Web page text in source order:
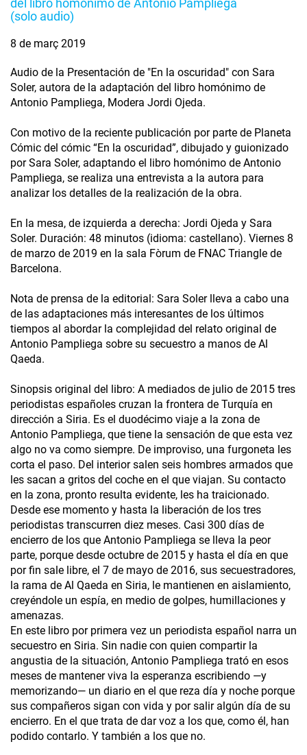
del libro homónimo de Antonio Pampliega
(solo audio)
8 de març 2019
Audio de la Presentación de "En la oscuridad" con Sara
Soler, autora de la adaptación del libro homónimo de
Antonio Pampliega, Modera Jordi Ojeda.
Con motivo de la reciente publicación por parte de Planeta
Cómic del cómic “En la oscuridad”, dibujado y guionizado
por Sara Soler, adaptando el libro homónimo de Antonio
Pampliega, se realiza una entrevista a la autora para
analizar los detalles de la realización de la obra.
En la mesa, de izquierda a derecha: Jordi Ojeda y Sara
Soler. Duración: 48 minutos (idioma: castellano). Viernes 8
de marzo de 2019 en la sala Fòrum de FNAC Triangle de
Barcelona.
Nota de prensa de la editorial: Sara Soler lleva a cabo una
de las adaptaciones más interesantes de los últimos
tiempos al abordar la complejidad del relato original de
Antonio Pampliega sobre su secuestro a manos de Al
Qaeda.
Sinopsis original del libro: A mediados de julio de 2015 tres
periodistas españoles cruzan la frontera de Turquía en
dirección a Siria. Es el duodécimo viaje a la zona de
Antonio Pampliega, que tiene la sensación de que esta vez
algo no va como siempre. De improviso, una furgoneta les
corta el paso. Del interior salen seis hombres armados que
les sacan a gritos del coche en el que viajan. Su contacto
en la zona, pronto resulta evidente, les ha traicionado.
Desde ese momento y hasta la liberación de los tres
periodistas transcurren diez meses. Casi 300 días de
encierro de los que Antonio Pampliega se lleva la peor
parte, porque desde octubre de 2015 y hasta el día en que
por fin sale libre, el 7 de mayo de 2016, sus secuestradores,
la rama de Al Qaeda en Siria, le mantienen en aislamiento,
creyéndole un espía, en medio de golpes, humillaciones y
amenazas.
En este libro por primera vez un periodista español narra un
secuestro en Siria. Sin nadie con quien compartir la
angustia de la situación, Antonio Pampliega trató en esos
meses de mantener viva la esperanza escribiendo —y
memorizando— un diario en el que reza día y noche porque
sus compañeros sigan con vida y por salir algún día de su
encierro. En el que trata de dar voz a los que, como él, han
podido contarlo. Y también a los que no.